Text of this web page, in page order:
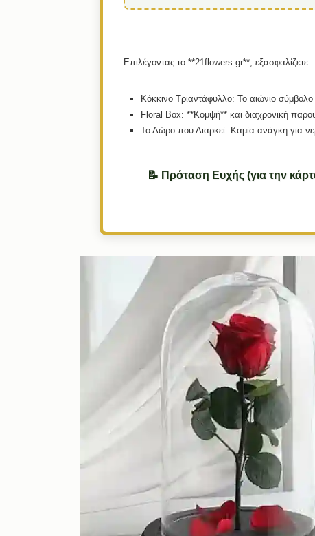
Επιλέγοντας το **21flowers.gr**, εξασφαλίζετε:
Κόκκινο Τριαντάφυλλο: Το αιώνιο
Floral Box: **Κομψή** και διαχρονική
Το Δώρο που Διαρκεί: Καμία ανάγκη για
📝 Πρόταση Ευχής (για την